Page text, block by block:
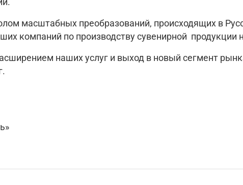
масштабных преобразований, происходящих в
компаний по производству сувенирной продукции
наших услуг и выход в новый сегмент